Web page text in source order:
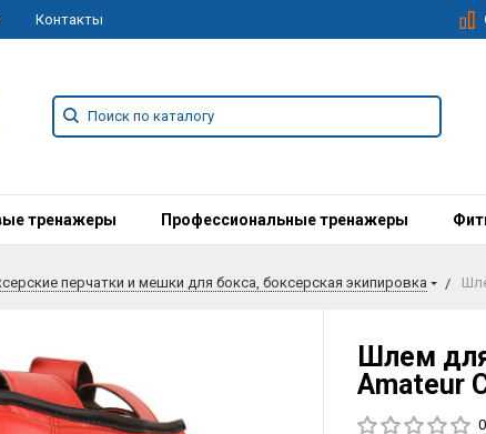
Контакты
тренажеры Профессиональные тренажеры
перчатки и мешки для бокса, боксерская экипировка
Шлем
Amateur
0